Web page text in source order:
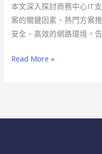
本文深入探討商務中心IT
案的關鍵因素、熱門方案
安全、高效的網路環境，
擾
商
務
心
全
Read More »